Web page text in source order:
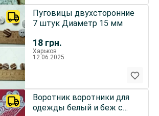
18 грн.
Пуговицы двухсторонние
7 штук Диаметр 15 мм
Харьков
12.06.2025
Воротник воротники для
одежды белый и беж с